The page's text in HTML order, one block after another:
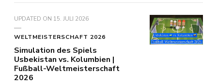
UPDATED ON 15. JULI 2026
WELTMEISTERSCHAFT 2026
Simulation des Spiels
Usbekistan vs. Kolumbien |
Fußball-Weltmeisterschaft
2026